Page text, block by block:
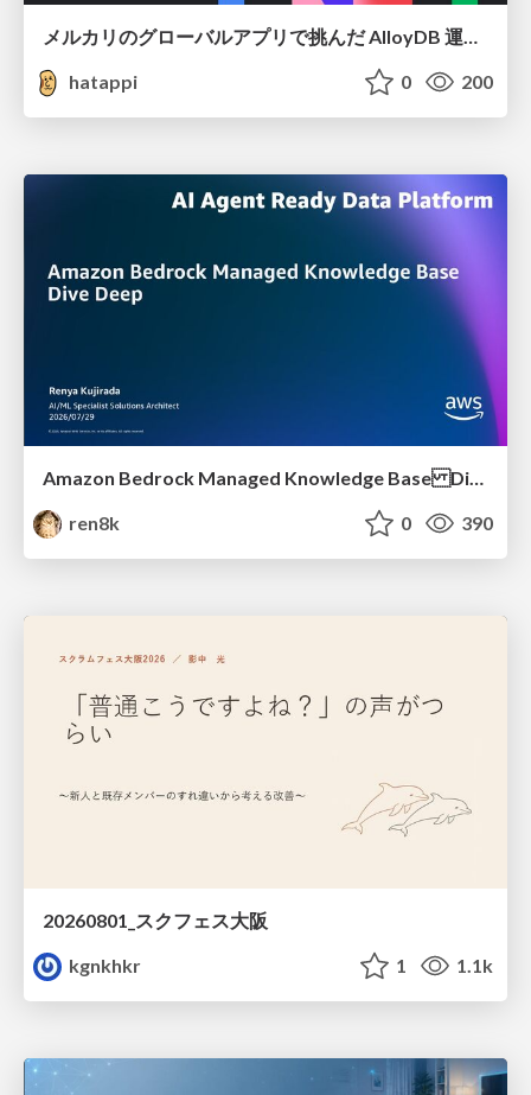
メルカリのグローバルアプリで挑んだ AlloyDB 運用と課題解決の実践記
hatappi
0 200
Amazon Bedrock Managed Knowledge Base Dive Deep
ren8k
0 390
20260801_スクフェス大阪
kgnkhkr
1 1.1k